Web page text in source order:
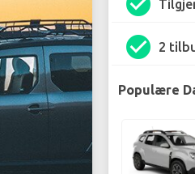
check_circle 2
Populære